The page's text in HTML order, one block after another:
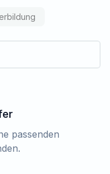
passenden